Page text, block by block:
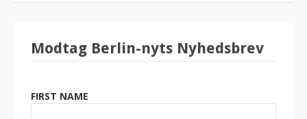
Modtag Berlin-nyts Nyhedsbrev
FIRST NAME